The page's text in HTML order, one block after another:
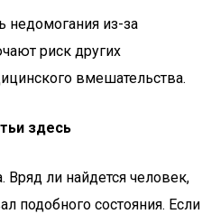
недомогания из-за
риск других
вмешательства.
здесь
Вряд ли найдется человек,
подобного состояния. Если